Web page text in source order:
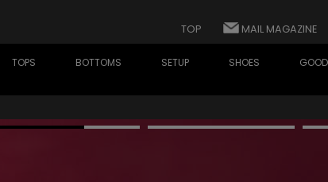
TOP MAIL MAGAZINE
TOPS BOTTOMS SETUP SHOES